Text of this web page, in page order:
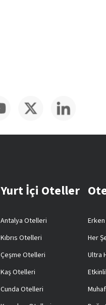
Yurt İçi Oteller
Antalya Otelleri
Kıbrıs Otelleri
Çeşme Otelleri
Kaş Otelleri
Cunda Otelleri
Her
Ultra